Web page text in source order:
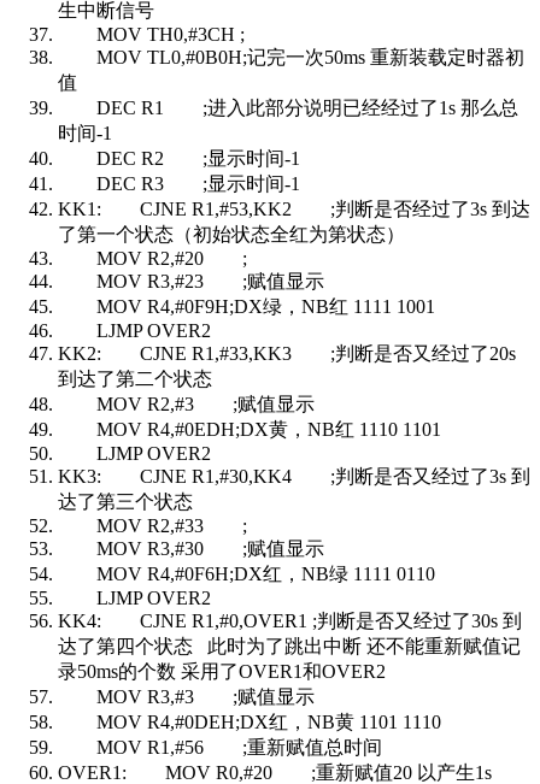
生中断信号
MOV TH0,#3CH ;
MOV TL0,#0B0H;记完一次50ms 重新装载定时器初
值
DEC R1 ;进入此部分说明已经经过了1s 那么总
时间-1
DEC R2 ;显示时间-1
DEC R3 ;显示时间-1
KK1: CJNE R1,#53,KK2 ;判断是否经过了3s 到达
了第一个状态（初始状态全红为第状态）
MOV R2,#20 ;
MOV R3,#23 ;赋值显示
MOV R4,#0F9H;DX绿，NB红 1111 1001
LJMP OVER2
KK2: CJNE R1,#33,KK3 ;判断是否又经过了20s
到达了第二个状态
MOV R2,#3 ;赋值显示
MOV R4,#0EDH;DX黄，NB红 1110 1101
LJMP OVER2
KK3: CJNE R1,#30,KK4 ;判断是否又经过了3s 到
达了第三个状态
MOV R2,#33 ;
MOV R3,#30 ;赋值显示
MOV R4,#0F6H;DX红，NB绿 1111 0110
LJMP OVER2
KK4: CJNE R1,#0,OVER1 ;判断是否又经过了30s 到
达了第四个状态 此时为了跳出中断 还不能重新赋值记
录50ms的个数 采用了OVER1和OVER2
MOV R3,#3 ;赋值显示
MOV R4,#0DEH;DX红，NB黄 1101 1110
MOV R1,#56 ;重新赋值总时间
OVER1: MOV R0,#20 ;重新赋值20 以产生1s